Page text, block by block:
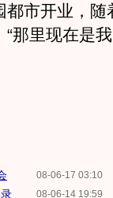
市开业，随
那里现在是
08-06-17 03:10
08-06-14 19:59